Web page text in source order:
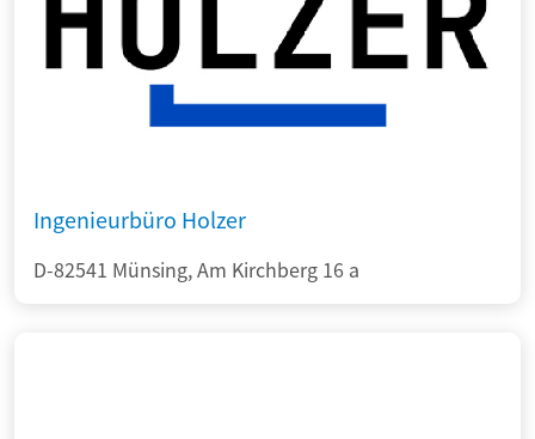
Ingenieurbüro Holzer
D-82541 Münsing, Am Kirchberg 16 a